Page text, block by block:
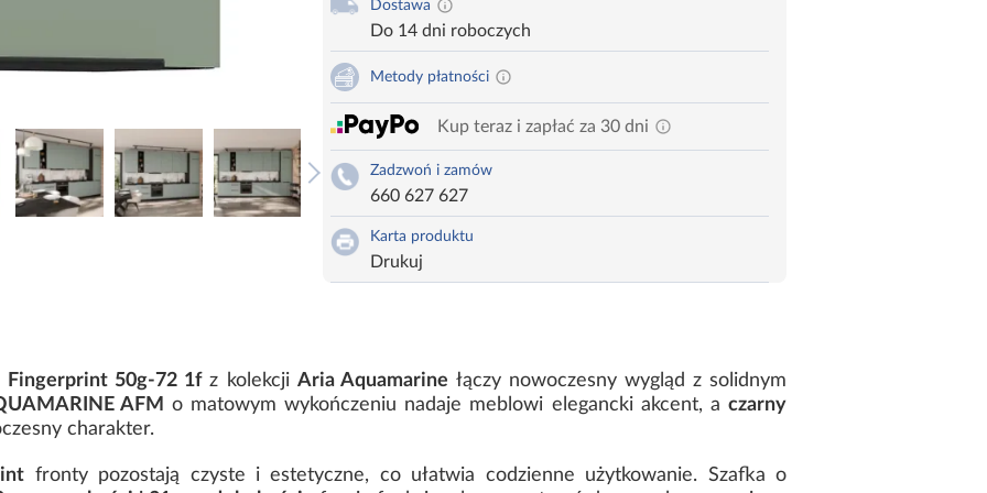
Dostawa
Do 14 dni roboczych
Metody płatności
Kup teraz i zapłać za 30 dni
Zadzwoń i zamów
660 627 627
Karta produktu
Drukuj
Fingerprint 50g-72 1fz kolekcji Aria Aquamarine łączy nowoczesny wygląd z solidnym
AFM o matowym wykończeniu nadaje meblowi elegancki akcent, aczarny
charakter.
fronty pozostają czyste i estetyczne, co ułatwia codzienne użytkowanie. Szafka o